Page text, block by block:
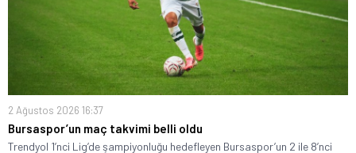
2 Ağustos 2026 16:37
Bursaspor’un maç takvimi belli oldu
Trendyol 1’nci Lig’de şampiyonluğu hedefleyen Bursaspor’un 2 ile 8’nci